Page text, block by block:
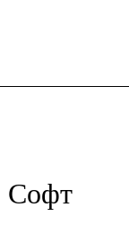
Cофт